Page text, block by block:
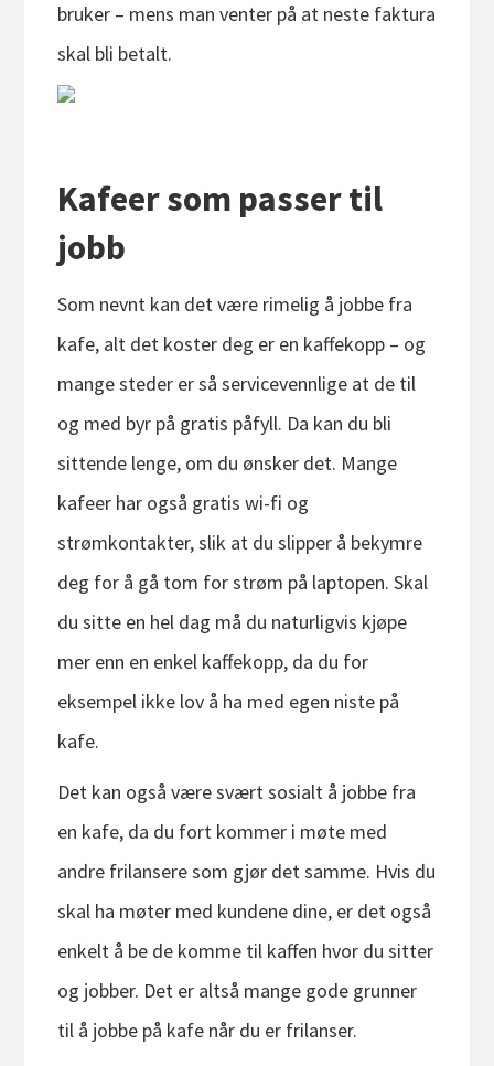
bruker – mens man venter på at neste faktura
skal bli betalt.
Kafeer som passer til
jobb
Som nevnt kan det være rimelig å jobbe fra
kafe, alt det koster deg er en kaffekopp – og
mange steder er så servicevennlige at de til
og med byr på gratis påfyll. Da kan du bli
sittende lenge, om du ønsker det. Mange
kafeer har også gratis wi-fi og
strømkontakter, slik at du slipper å bekymre
deg for å gå tom for strøm på laptopen. Skal
du sitte en hel dag må du naturligvis kjøpe
mer enn en enkel kaffekopp, da du for
eksempel ikke lov å ha med egen niste på
kafe.
Det kan også være svært sosialt å jobbe fra
en kafe, da du fort kommer i møte med
andre frilansere som gjør det samme. Hvis du
skal ha møter med kundene dine, er det også
enkelt å be de komme til kaffen hvor du sitter
og jobber. Det er altså mange gode grunner
til å jobbe på kafe når du er frilanser.